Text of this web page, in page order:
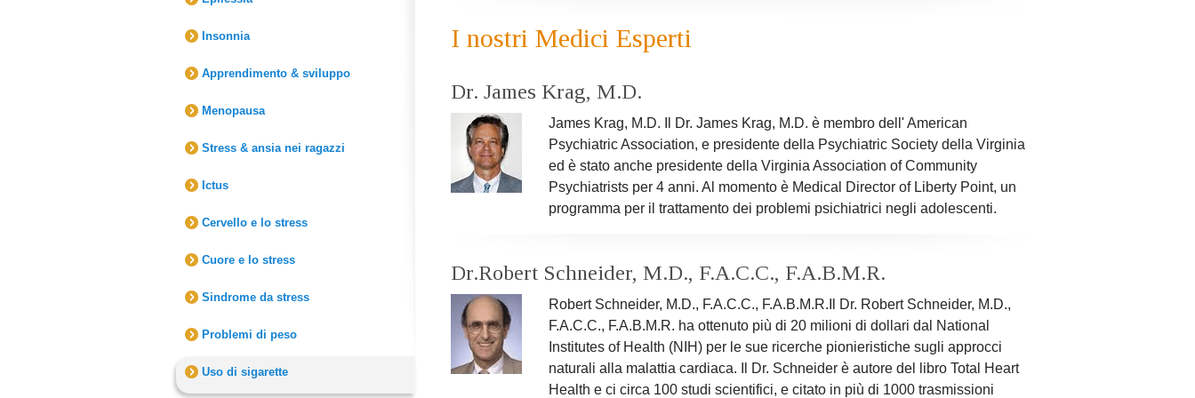
Insonnia
Apprendimento & sviluppo
Menopausa
Stress & ansia nei ragazzi
Ictus
Cervello e lo stress
Cuore e lo stress
Sindrome da stress
Problemi di peso
Uso di sigarette
you "need" or want less, not only in the morning but during the day as well.
I nostri Medici Esperti
Dr. James Krag, M.D.
James Krag, M.D. Il Dr. James Krag, M.D. è membro dell' American
Psychiatric Association, e presidente della Psychiatric Society della Virginia
ed è stato anche presidente della Virginia Association of Community
Psychiatrists per 4 anni. Al momento è Medical Director of Liberty Point, un
programma per il trattamento dei problemi psichiatrici negli adolescenti.
Dr.Robert Schneider, M.D., F.A.C.C., F.A.B.M.R.
Robert Schneider, M.D., F.A.C.C., F.A.B.M.R. Il Dr. Robert Schneider, M.D.,
F.A.C.C., F.A.B.M.R. ha ottenuto più di 20 milioni di dollari dal National
Institutes of Health (NIH) per le sue ricerche pionieristiche sugli approcci
naturali alla malattia cardiaca. Il Dr. Schneider è autore del libro Total Heart
Health e ci circa 100 studi scientifici, e citato in più di 1000 trasmissioni